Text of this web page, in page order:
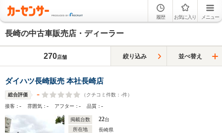
履歴 お気に入り メニュー
長崎の中古車販売店・ディーラー
270店舗 絞り込み 並べ替え
ダイハツ長崎販売 本社長崎店
総合評価 - （クチコミ件数： -件）
接客：- 雰囲気：- アフター：- 品質：-
掲載台数 22台
所在地
長崎県